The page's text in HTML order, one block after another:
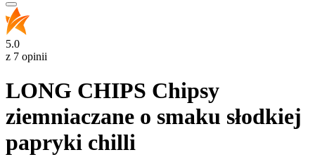
5.0
z 7 opinii
LONG CHIPS Chipsy
ziemniaczane o smaku słodkiej
papryki chilli